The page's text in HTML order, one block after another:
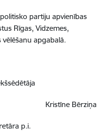
partiju apvienības
Rīgas, Vidzemes,
apgabalā.
Kristīne Bērziņa
p.i.